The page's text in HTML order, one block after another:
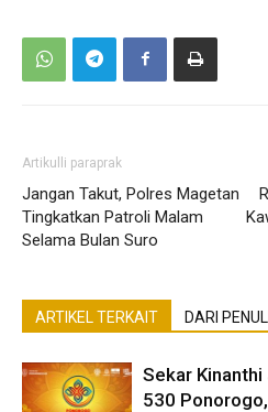
Artikulli paraprak
Jangan Takut, Polres Magetan
Tingkatkan Patroli Malam
Selama Bulan Suro
ARTIKEL TERKAIT DARI
Sekar
530